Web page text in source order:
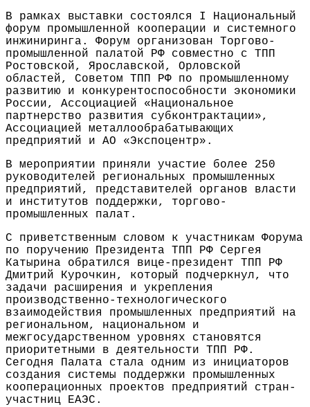
В рамках выставки состоялся I Национальный
форум промышленной кооперации и системного
инжиниринга. Форум организован Торгово-
промышленной палатой РФ совместно с ТПП
Ростовской, Ярославской, Орловской
областей, Советом ТПП РФ по промышленному
развитию и конкурентоспособности экономики
России, Ассоциацией «Национальное
партнерство развития субконтрактации»,
Ассоциацией металлообрабатывающих
предприятий и АО «Экспоцентр».
В мероприятии приняли участие более 250
руководителей региональных промышленных
предприятий, представителей органов власти
и институтов поддержки, торгово-
промышленных палат.
С приветственным словом к участникам Форума
по поручению Президента ТПП РФ Сергея
Катырина обратился вице-президент ТПП РФ
Дмитрий Курочкин, который подчеркнул, что
задачи расширения и укрепления
производственно-технологического
взаимодействия промышленных предприятий на
региональном, национальном и
межгосударственном уровнях становятся
приоритетными в деятельности ТПП РФ.
Сегодня Палата стала одним из инициаторов
создания системы поддержки промышленных
кооперационных проектов предприятий стран-
участниц ЕАЭС.